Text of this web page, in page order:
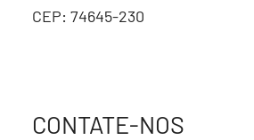
CEP: 74645-230
CONTATE-NOS